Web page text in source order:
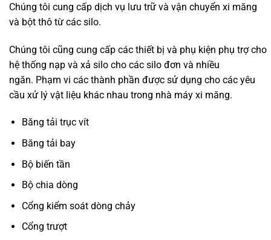
Chúng tôi cung cấp dịch vụ lưu trữ và vận chuyển xi măng
và bột thô từ các silo.
Chúng tôi cũng cung cấp các thiết bị và phụ kiện phụ trợ cho
hệ thống nạp và xả silo cho các silo đơn và nhiều
ngăn. Phạm vi các thành phần được sử dụng cho các yêu
cầu xử lý vật liệu khác nhau trong nhà máy xi măng.
Băng tải trục vít
Băng tải bay
Bộ biến tần
Bộ chia dòng
Cổng kiểm soát dòng chảy
Cổng trượt